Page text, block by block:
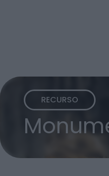
RECURSO